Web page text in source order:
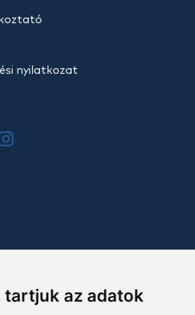
tartjuk az adatok
nyilatkozat